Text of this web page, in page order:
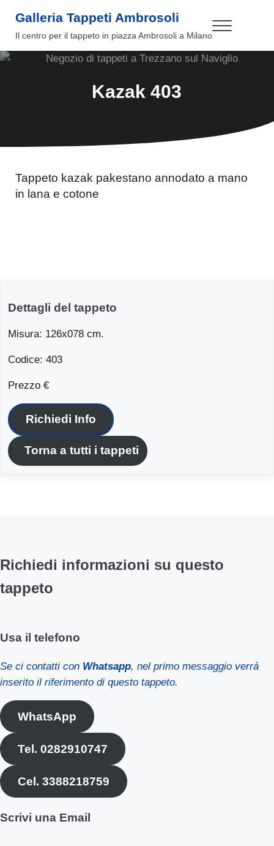
Galleria Tappeti Ambrosoli
Il centro per il tappeto in piazza Ambrosoli a Milano Menu
Kazak 403
Tappeto kazak pakestano annodato a mano
in lana e cotone
Dettagli del tappeto
Misura: 126x078 cm.
Codice: 403
Prezzo €
Richiedi Info
Torna a tutti i tappeti
Richiedi informazioni su questo
tappeto
Usa il telefono
Se ci contatti con Whatsapp, nel primo messaggio verrà
inserito il riferimento di questo tappeto.
WhatsApp
Tel. 0282910747
Cel. 3388218759
Scrivi una Email